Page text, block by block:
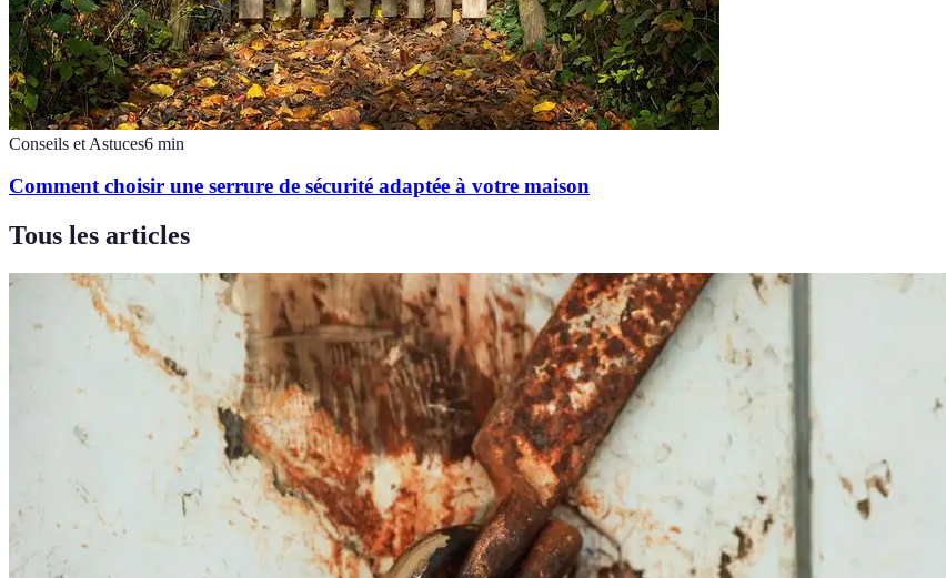
Conseils et Astuces6 min
Comment choisir une serrure de sécurité adaptée à votre maison
Tous les articles